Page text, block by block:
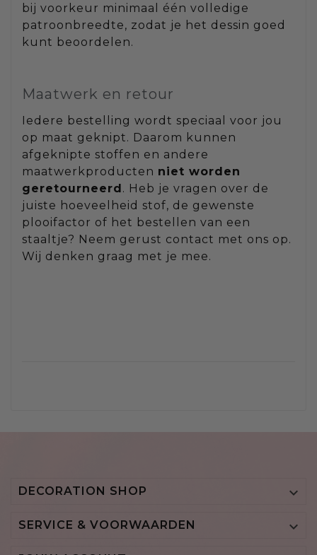
bij voorkeur minimaal één volledige
patroonbreedte, zodat je het dessin goed
kunt beoordelen.
Maatwerk en retour
Iedere bestelling wordt speciaal voor jou
op maat geknipt. Daarom kunnen
afgeknipte stoffen en andere
maatwerkproducten niet worden
geretourneerd . Heb je vragen over de
juiste hoeveelheid stof, de gewenste
plooifactor of het bestellen van een
staaltje? Neem gerust contact met ons op.
Wij denken graag met je mee.
DECORATION SHOP 
SERVICE & VOORWAARDEN 